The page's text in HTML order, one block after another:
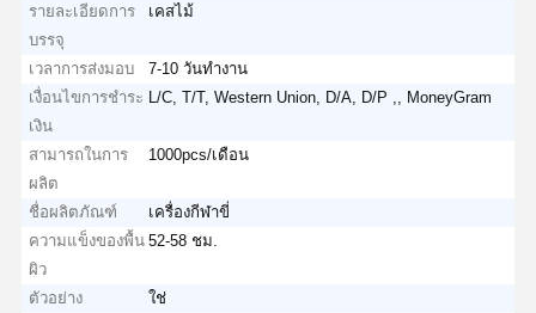
รายละเอียดการ
บรรจุ
เคสไม้
เวลาการส่งมอบ
7-10 วันทำงาน
เงื่อนไขการชำระ
เงิน
L/C, T/T, Western Union, D/A, D/P ,, MoneyGram
สามารถในการ
ผลิต
1000pcs/เดือน
ชื่อผลิตภัณฑ์
เครื่องกีฬาขี่
ความแข็งของพื้น
ผิว
52-58 ชม.
ตัวอย่าง
ใช่